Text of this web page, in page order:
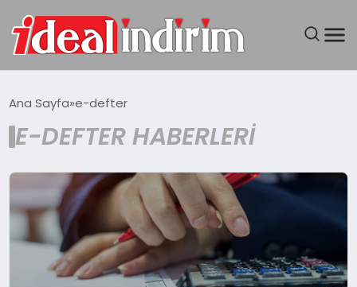
BILGISAYAR
DÜNYA
SEYAHAT
TEKNOLOJI
Ana Sayfa e-defter
E-DEFTER HABERLERI